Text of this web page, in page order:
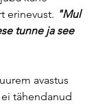
erinevust. "Mul
tunne ja see
avastus
tähendanud